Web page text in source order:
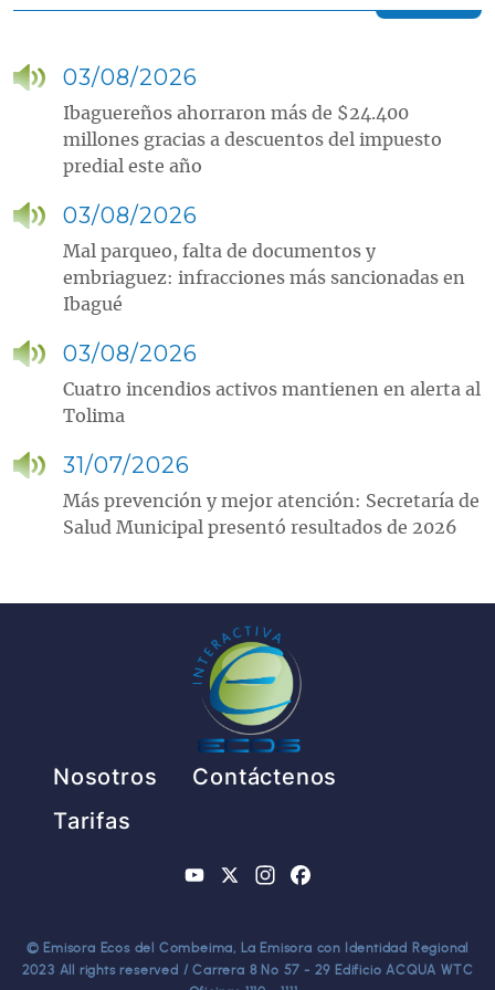
03/08/2026
Ibaguereños ahorraron más de $24.400
millones gracias a descuentos del impuesto
predial este año
03/08/2026
Mal parqueo, falta de documentos y
embriaguez: infracciones más sancionadas en
Ibagué
03/08/2026
Cuatro incendios activos mantienen en alerta al
Tolima
31/07/2026
Más prevención y mejor atención: Secretaría de
Salud Municipal presentó resultados de 2026
Pie de página
Nosotros
Contáctenos
Tarifas
YouTube
X Instagram
© Emisora Ecos del Combeima, La Emisora con Identidad Regional
2023 All rights reserved / Carrera 8 No 57 - 29 Edificio ACQUA WTC